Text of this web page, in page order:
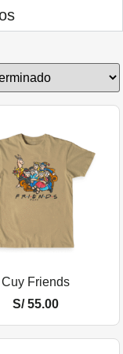
Cuy Friends
S/55.00